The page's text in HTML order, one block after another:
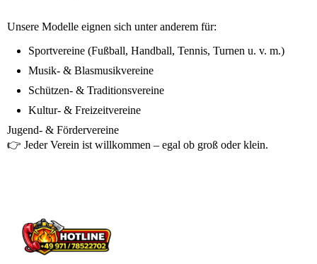
Unsere Modelle eignen sich unter anderem für:
Sportvereine (Fußball, Handball, Tennis, Turnen u. v. m.)
Musik- & Blasmusikvereine
Schützen- & Traditionsvereine
Kultur- & Freizeitvereine
Jugend- & Fördervereine
👉 Jeder Verein ist willkommen – egal ob groß oder klein.